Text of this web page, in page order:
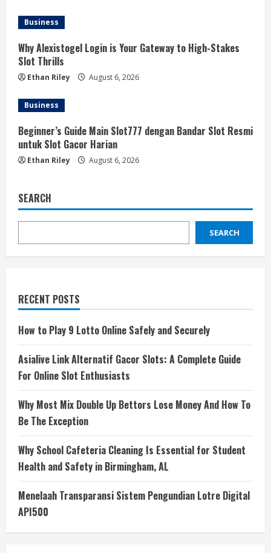
Business
Why Alexistogel Login is Your Gateway to High-Stakes
Slot Thrills
Ethan Riley August 6, 2026
Business
Beginner’s Guide Main Slot777 dengan Bandar Slot Resmi
untuk Slot Gacor Harian
Ethan Riley August 6, 2026
SEARCH
SEARCH
RECENT POSTS
How to Play 9 Lotto Online Safely and Securely
Asialive Link Alternatif Gacor Slots: A Complete Guide
For Online Slot Enthusiasts
Why Most Mix Double Up Bettors Lose Money And How To
Be The Exception
Why School Cafeteria Cleaning Is Essential for Student
Health and Safety in Birmingham, AL
Menelaah Transparansi Sistem Pengundian Lotre Digital
API500